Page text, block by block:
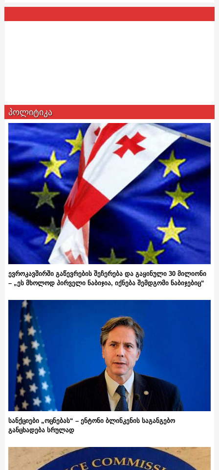
პოლიტიკა
ევროკავშირში გაწევრების შეჩერება და გაყინული 30 მილიონი
– „ეს მხოლოდ პირველი ნაბიჯია, იქნება შემდგომი ნაბიჯებიც“
სანქციები „ოცნებას“ – ენტონი ბლინკენის საგანგებო
განცხადება სრულად